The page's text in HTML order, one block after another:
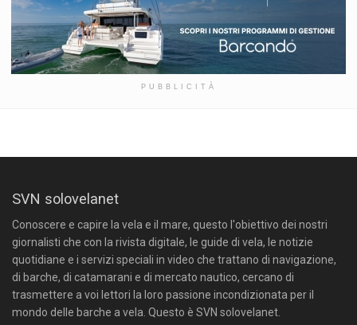
PUBBLICITÀ
SVN solovelanet
Conoscere e capire la vela e il mare, questo l'obiettivo dei nostri
giornalisti che con la rivista digitale, le guide di vela, le notizie
quotidiane e i servizi speciali in video che trattano di navigazione,
di barche, di catamarani e di mercato nautico, cercano di
trasmettere a voi lettori la loro passione incondizionata per il
mondo delle barche a vela. Questo è SVN solovelanet.